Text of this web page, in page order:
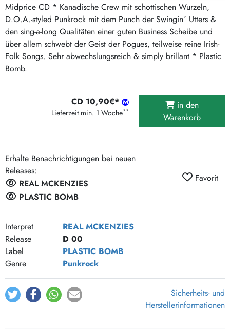
Midprice CD * Kanadische Crew mit schottischen Wurzeln,
D.O.A.-styled Punkrock mit dem Punch der Swingin´ Utters &
den sing-a-long Qualitäten einer guten Business Scheibe und
über allem schwebt der Geist der Pogues, teilweise reine Irish-
Folk Songs. Sehr abwechslungsreich & simply brillant * Plastic
Bomb.
CD 10,90€*
Lieferzeit min. 1 Woche**
in den
Warenkorb
Erhalte Benachrichtigungen bei neuen
Releases:
REAL MCKENZIES
PLASTIC BOMB
Favorit
Interpret
REAL MCKENZIES
Release
D 00
Label
PLASTIC BOMB
Genre
Punkrock
Sicherheits- und
Herstellerinformationen